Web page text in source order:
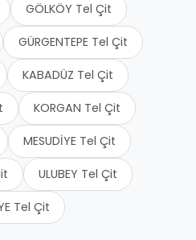
GÖLKÖY Tel Çit
GÜRGENTEPE Tel Çit
KABADÜZ Tel Çit
KORGAN Tel Çit
MESUDİYE Tel Çit
ULUBEY Tel Çit
Tel Çit